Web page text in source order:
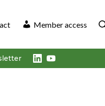
Member access
LinkedIn
Youtube